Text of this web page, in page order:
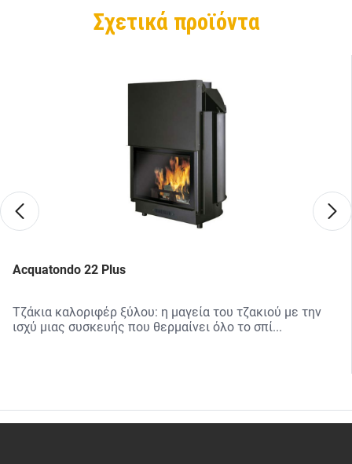
Σχετικά προϊόντα
Acquatondo 22 Plus
Τζάκια καλοριφέρ ξύλου: η μαγεία του τζακιού με την
ισχύ μιας συσκευής που θερμαίνει όλο το σπί...